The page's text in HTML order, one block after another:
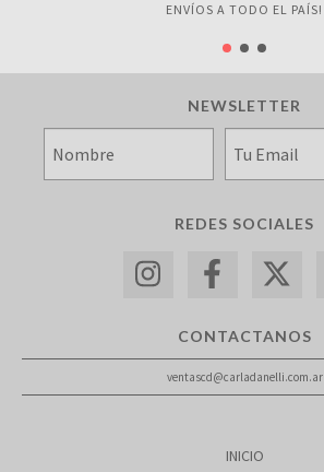
ENVÍOS A TODO EL PAÍS!
NEWSLETTER
REDES SOCIALES
CONTACTANOS
ventascd@carladanelli.com.ar
INICIO